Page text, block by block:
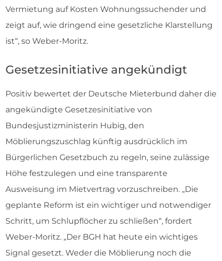
Vermietung auf Kosten Wohnungssuchender und
zeigt auf, wie dringend eine gesetzliche Klarstellung
ist“, so Weber-Moritz.
Gesetzesinitiative angekündigt
Positiv bewertet der Deutsche Mieterbund daher die
angekündigte Gesetzesinitiative von
Bundesjustizministerin Hubig, den
Möblierungszuschlag künftig ausdrücklich im
Bürgerlichen Gesetzbuch zu regeln, seine zulässige
Höhe festzulegen und eine transparente
Ausweisung im Mietvertrag vorzuschreiben. „Die
geplante Reform ist ein wichtiger und notwendiger
Schritt, um Schlupflöcher zu schließen“, fordert
Weber-Moritz. „Der BGH hat heute ein wichtiges
Signal gesetzt. Weder die Möblierung noch die